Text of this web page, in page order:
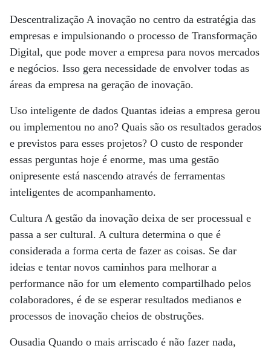
Descentralização A inovação no centro da estratégia das
empresas e impulsionando o processo de Transformação
Digital, que pode mover a empresa para novos mercados
e negócios. Isso gera necessidade de envolver todas as
áreas da empresa na geração de inovação.
Uso inteligente de dados Quantas ideias a empresa gerou
ou implementou no ano? Quais são os resultados gerados
e previstos para esses projetos? O custo de responder
essas perguntas hoje é enorme, mas uma gestão
onipresente está nascendo através de ferramentas
inteligentes de acompanhamento.
Cultura A gestão da inovação deixa de ser processual e
passa a ser cultural. A cultura determina o que é
considerada a forma certa de fazer as coisas. Se dar
ideias e tentar novos caminhos para melhorar a
performance não for um elemento compartilhado pelos
colaboradores, é de se esperar resultados medianos e
processos de inovação cheios de obstruções.
Ousadia Quando o mais arriscado é não fazer nada,